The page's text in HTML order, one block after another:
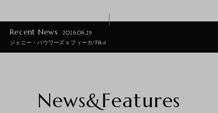
Recent News
2026.06.29
ジェニー・バウワーズ x フィーカ/Fika
News&Features